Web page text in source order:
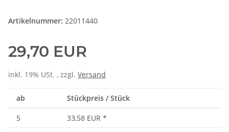
Artikelnummer: 22011440
29,70 EUR
inkl. 19% USt. , zzgl. Versand
ab Stückpreis / Stück
5 33,58 EUR *